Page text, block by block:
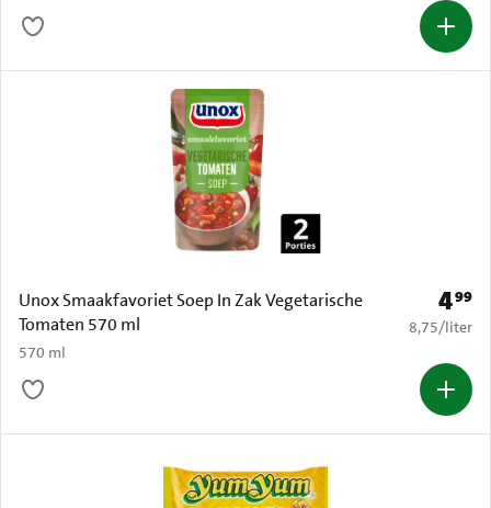
Unox Smaakfavoriet Soep In Zak Vegetarische
Tomaten 570 ml
570 ml
Prijs:
499
€ 8,75 per
8,75/liter